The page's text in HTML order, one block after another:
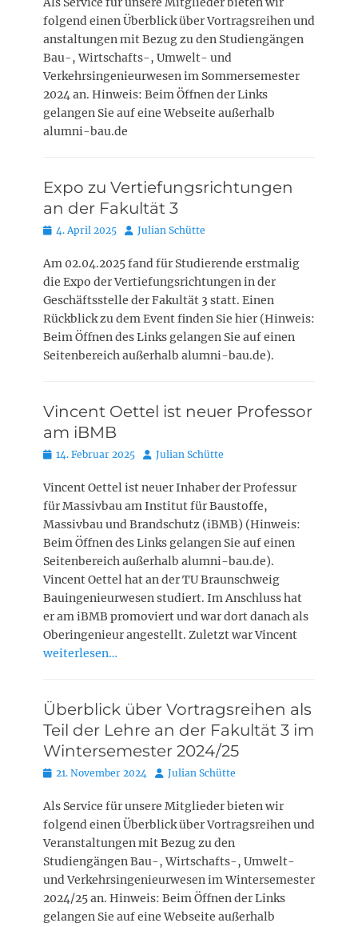
folgend einen Überblick über Vortragsreihen und
anstaltungen mit Bezug zu den Studiengängen
Bau-, Wirtschafts-, Umwelt- und
Verkehrsingenieurwesen im Sommersemester
2024 an. Hinweis: Beim Öffnen der Links
gelangen Sie auf eine Webseite außerhalb
alumni-bau.de
Expo zu Vertiefungsrichtungen
an der Fakultät 3
Posted
4. April 2025 AutorJulian Schütte
Am 02.04.2025 fand für Studierende erstmalig
die Expo der Vertiefungsrichtungen in der
Geschäftsstelle der Fakultät 3 statt. Einen
Rückblick zu dem Event finden Sie hier (Hinweis:
Beim Öffnen des Links gelangen Sie auf einen
Seitenbereich außerhalb alumni-bau.de).
Vincent Oettel ist neuer Professor
am iBMB
Posted
14. Februar 2025 AutorJulian Schütte
Vincent Oettel ist neuer Inhaber der Professur
für Massivbau am Institut für Baustoffe,
Massivbau und Brandschutz (iBMB) (Hinweis:
Beim Öffnen des Links gelangen Sie auf einen
Seitenbereich außerhalb alumni-bau.de).
Vincent Oettel hat an der TU Braunschweig
Bauingenieurwesen studiert. Im Anschluss hat
er am iBMB promoviert und war dort danach als
Oberingenieur angestellt. Zuletzt war Vincent
weiterlesen…
Überblick über Vortragsreihen als
Teil der Lehre an der Fakultät 3 im
Wintersemester 2024/25
Posted
21. November 2024 AutorJulian Schütte
Als Service für unsere Mitglieder bieten wir
folgend einen Überblick über Vortragsreihen und
Veranstaltungen mit Bezug zu den
Studiengängen Bau-, Wirtschafts-, Umwelt-
und Verkehrsingenieurwesen im Wintersemester
2024/25 an. Hinweis: Beim Öffnen der Links
gelangen Sie auf eine Webseite außerhalb